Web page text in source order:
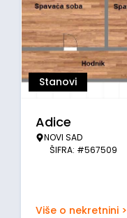
Stanovi
Adice
NOVI SAD
ŠIFRA: #567509
Više o nekretnini >